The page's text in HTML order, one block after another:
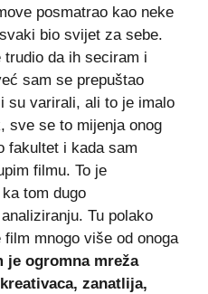
posmatrao kao neke
bio svijet za sebe.
da ih seciram i
sam se prepuštao
su varirali, ali to je imalo
sve se to mijenja onog
fakultet i kada sam
filmu. To je
tom dugo
Tu polako
mnogo više od onoga
je ogromna mreža
zanatlija,